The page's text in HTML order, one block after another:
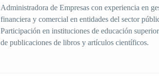
Administradora de Empresas con experiencia en
financiera y comercial en entidades del sector
Participación en instituciones de educación
de publicaciones de libros y artículos científicos.